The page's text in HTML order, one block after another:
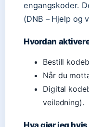
engangskoder.
(DNB – Hjelp og
Hvordan
Bestill
Når du
Digital
veiledning).
Hva gjør jeg